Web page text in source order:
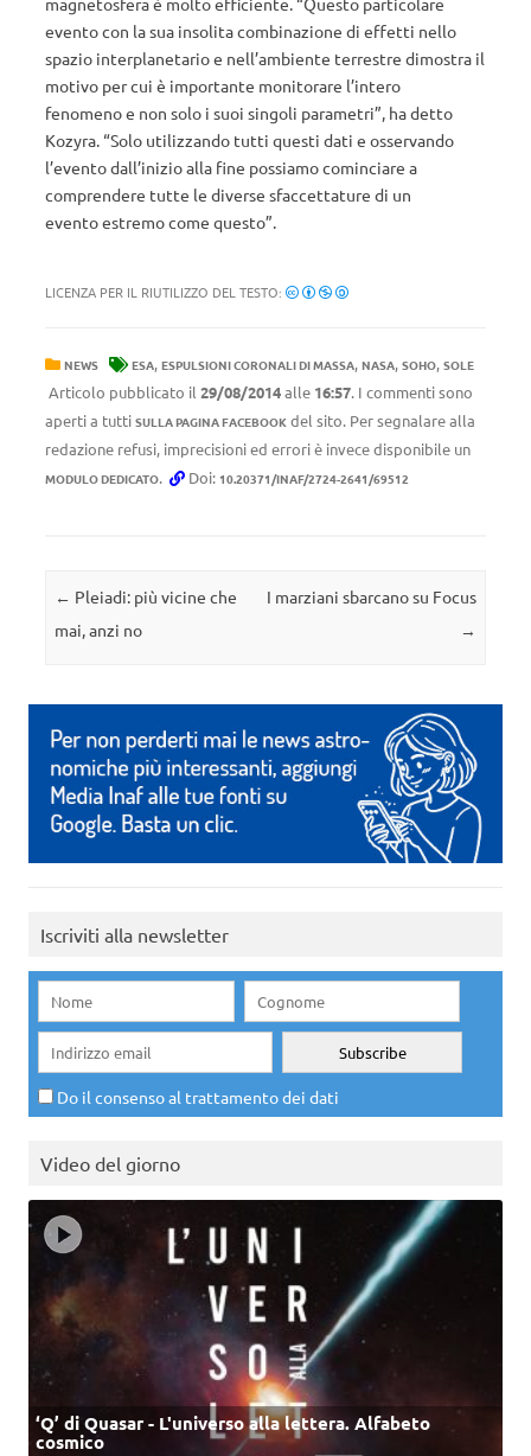
evento con la sua insolita combinazione di effetti nello
spazio interplanetario e nell’ambiente terrestre dimostra il
motivo per cui è importante monitorare l’intero
fenomeno e non solo i suoi singoli parametri”, ha detto
Kozyra. “Solo utilizzando tutti questi dati e osservando
l’evento dall’inizio alla fine possiamo cominciare a
comprendere tutte le diverse sfaccettature di un
evento estremo come questo”.
LICENZA PER IL RIUTILIZZO DEL TESTO:
NEWS ESA, ESPULSIONI CORONALI DI MASSA, NASA, SOHO, SOLE
Articolo pubblicato il 29/08/2014alle 16:57. I commenti sono
aperti a tutti SULLA PAGINA FACEBOOK del sito. Per segnalare alla
redazione refusi, imprecisioni ed errori è invece disponibile un
MODULO DEDICATO. Doi: 10.20371/INAF/2724-2641/69512
Navigazione articolo
← Pleiadi: più vicine che
mai, anzi no
I marziani sbarcano su Focus
→
Iscriviti alla newsletter
Do il consenso al trattamento dei dati
Video del giorno
‘Q’ di Quasar - L'universo alla lettera. Alfabeto
cosmico